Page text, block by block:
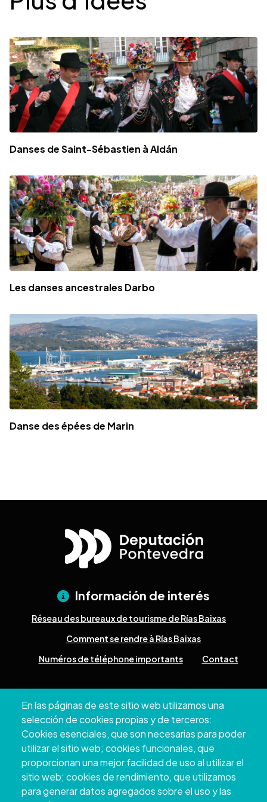
Danses de Saint-Sébastien à Aldán
Les danses ancestrales Darbo
Danse des épées de Marin
En las páginas de este sitio web utilizamos una
selección de cookies propias y de terceros:
Cookies esenciales, que son necesarias para poder
utilizar el sitio web; cookies funcionales, que
proporcionan una mejor facilidad de uso al utilizar el
sitio web; cookies de rendimiento, que utilizamos
para generar datos agregados sobre el uso y las
Información de interés
Réseau des bureaux de tourisme de Rías Baixas
Comment se rendre à Rías Baixas
Numéros de téléphone importants
Contact
Pontevedra
+34 986 804 100 | +34 986 804 124